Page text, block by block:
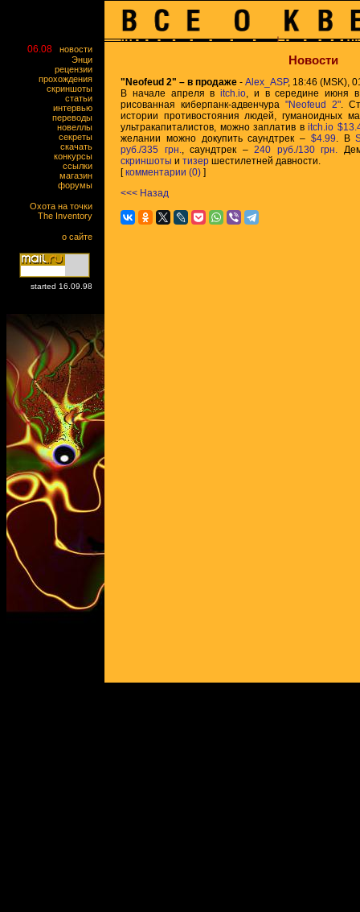
06.08
новости
Энци
рецензии
прохождения
скриншоты
статьи
интервью
переводы
новеллы
секреты
скачать
конкурсы
ссылки
магазин
форумы
Охота на точки
The Inventory
о сайте
started 16.09.98
Новости
"Neofeud 2" – в продаже - Alex_ASP, 18:46 (MSK),
В начале апреля вitch.io, и в середине июня
рисованная киберпанк-адвенчура "Neofeud 2".
истории противостояния людей, гуманоидных
ультракапиталистов, можно заплатив вitch.io
желании можно докупить саундтрек – $4.99. В
руб./335 грн., саундтрек – 240 руб./130 грн.
скриншоты и тизер шестилетней давности.
[комментарии (0) ]
<<< Назад